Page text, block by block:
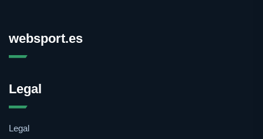
websport.es
Legal
Legal